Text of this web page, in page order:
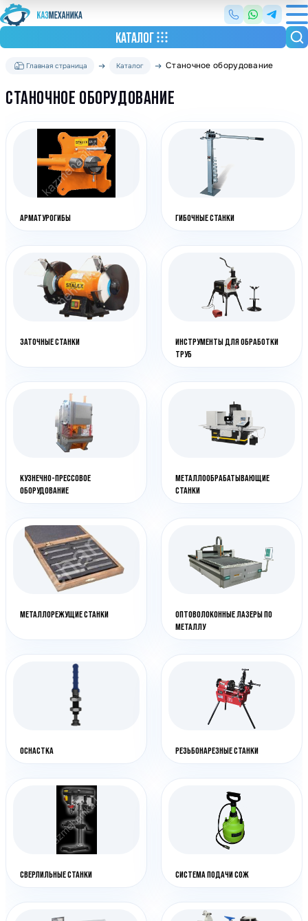
КАТАЛОГ
Главная страница Каталог Станочное оборудование
СТАНОЧНОЕ ОБОРУДОВАНИЕ
АРМАТУРОГИБЫ ГИБОЧНЫЕ СТАНКИ
ЗАТОЧНЫЕ СТАНКИ
ИНСТРУМЕНТЫ ДЛЯ ОБРАБОТКИ
ТРУБ
КУЗНЕЧНО-ПРЕССОВОЕ
ОБОРУДОВАНИЕ
МЕТАЛЛООБРАБАТЫВАЮЩИЕ
СТАНКИ
МЕТАЛЛОРЕЖУЩИЕ СТАНКИ
ОПТОВОЛОКОННЫЕ ЛАЗЕРЫ ПО
МЕТАЛЛУ
ОСНАСТКА РЕЗЬБОНАРЕЗНЫЕ СТАНКИ
СВЕРЛИЛЬНЫЕ СТАНКИ СИСТЕМА ПОДАЧИ СОЖ